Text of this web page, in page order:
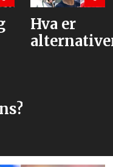
Hva er